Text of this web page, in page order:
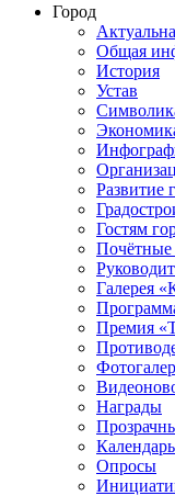
Город
Общая
История
Устав
Развитие
Гостям
Почётные
Галерея
Премия
Награды
Опросы